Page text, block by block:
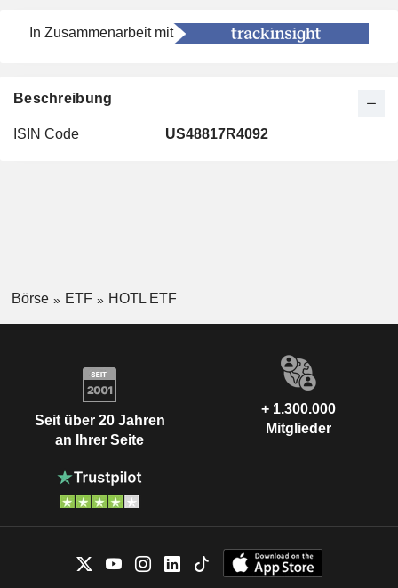
In Zusammenarbeit mit
Beschreibung
ISIN Code US48817R4092
Börse ETF HOTL ETF
Seit über 20 Jahren
an Ihrer Seite
+ 1.300.000
Mitglieder